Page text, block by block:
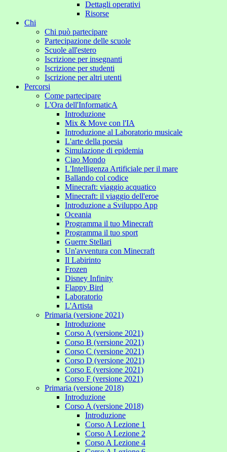
Dettagli operativi
Risorse
Chi
Chi può partecipare
Partecipazione delle scuole
Scuole all'estero
Iscrizione per insegnanti
Iscrizione per studenti
Iscrizione per altri utenti
Percorsi
Come partecipare
L'Ora dell'InformaticA
Introduzione
Mix & Move con l'IA
Introduzione al Laboratorio musicale
L'arte della poesia
Simulazione di epidemia
Ciao Mondo
L'Intelligenza Artificiale per il mare
Ballando col codice
Minecraft: viaggio acquatico
Minecraft: il viaggio dell'eroe
Introduzione a Sviluppo App
Oceania
Programma il tuo Minecraft
Programma il tuo sport
Guerre Stellari
Un'avventura con Minecraft
Il Labirinto
Frozen
Disney Infinity
Flappy Bird
Laboratorio
L'Artista
Primaria (versione 2021)
Introduzione
Corso A (versione 2021)
Corso B (versione 2021)
Corso C (versione 2021)
Corso D (versione 2021)
Corso E (versione 2021)
Corso F (versione 2021)
Primaria (versione 2018)
Introduzione
Corso A (versione 2018)
Introduzione
Corso A Lezione 1
Corso A Lezione 2
Corso A Lezione 4